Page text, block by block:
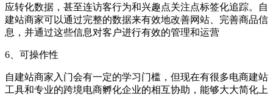
应转化数据，甚至连访客行为和兴趣点关注点标签化追踪。自
建站商家可以通过完整的数据来有效地改善网站、完善商品信
息，并通过这些信息对客户进行有效的管理和运营
6、可操作性
自建站商家入门会有一定的学习门槛，但现在有很多电商建站
工具和专业的跨境电商孵化企业的相互协助，能够大大简化上